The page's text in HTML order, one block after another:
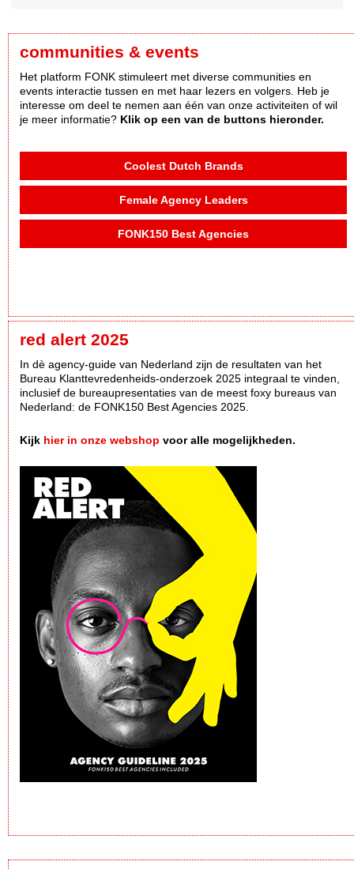
communities & events
Het platform FONK stimuleert met diverse communities en
events interactie tussen en met haar lezers en volgers. Heb je
interesse om deel te nemen aan één van onze activiteiten of wil
je meer informatie? Klik op een van de buttons hieronder.
Coolest Dutch Brands
Female Agency Leaders
FONK150 Best Agencies
red alert 2025
In dè agency-guide van Nederland zijn de resultaten van het
Bureau Klanttevredenheids-onderzoek 2025 integraal te vinden,
inclusief de bureaupresentaties van de meest foxy bureaus van
Nederland: de FONK150 Best Agencies 2025.
Kijk hier in onze webshop voor alle mogelijkheden.